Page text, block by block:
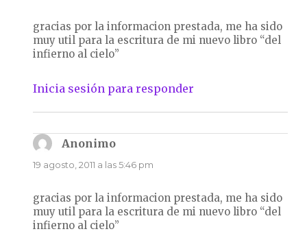
gracias por la informacion prestada, me ha sido
muy util para la escritura de mi nuevo libro “del
infierno al cielo”
Inicia sesión para responder
Anonimodice:
19 agosto, 2011 a las 5:46 pm
gracias por la informacion prestada, me ha sido
muy util para la escritura de mi nuevo libro “del
infierno al cielo”